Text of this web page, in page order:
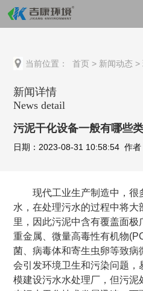
当前位置： 首页 > 新闻动态 >
新闻详情
News detail
污泥干化设备一般有哪些
日期：2023-08-31 10:58:54 作
现代工业生产制造中，很
水，在处理污水的过程中将
里，因此污泥中含有覆盖面
重金属、微量高毒性有机物
菌、病毒体和寄生虫卵等致
会引发环境卫生和污染问题
模建设污水水处理厂，但污